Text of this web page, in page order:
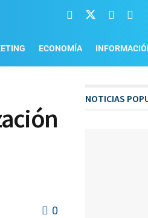
ECONOMÍA
0
NOTICIAS